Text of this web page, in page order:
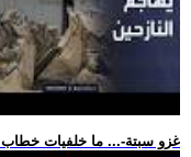
.. -غزو سبتة-... ما خلفيات خطاب